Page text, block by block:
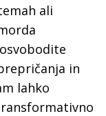
ali
in
lahko